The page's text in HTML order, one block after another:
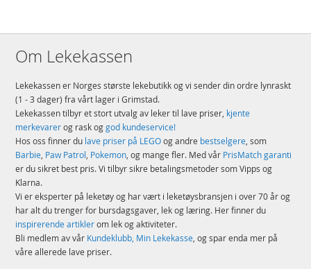
Om Lekekassen
Lekekassen er Norges største lekebutikk og vi sender din ordre lynraskt
(1 - 3 dager) fra vårt lager i Grimstad.
Lekekassen tilbyr et stort utvalg av leker til lave priser, kjente
merkevarerog rask oggod kundeservice!
Hos oss finner du lave priser på LEGOog andre bestselgere, som
Barbie, Paw Patrol, Pokemon, og mange fler. Med vår PrisMatch garanti
er du sikret best pris. Vi tilbyr sikre betalingsmetoder som Vipps og
Klarna.
Vi er eksperter på leketøy og har vært i leketøysbransjen i over 70 år og
har alt du trenger for bursdagsgaver, lek og læring. Her finner du
inspirerende artiklerom lek og aktiviteter.
Bli medlem av vår Kundeklubb, Min Lekekasse, og spar enda mer på
våre allerede lave priser.